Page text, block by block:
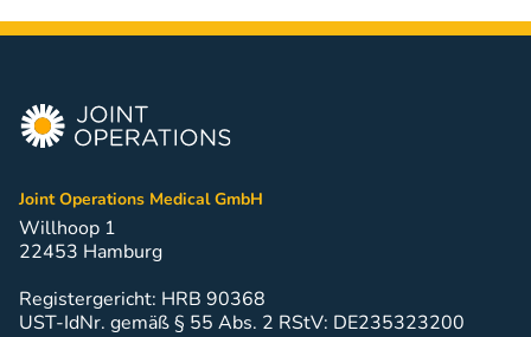
Joint Operations Medical GmbH
Willhoop 1
22453 Hamburg
Registergericht: HRB 90368
UST-IdNr. gemäß § 55 Abs. 2 RStV: DE235323200